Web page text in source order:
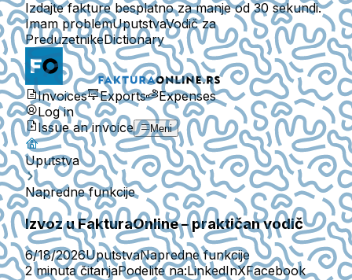
Izdajte fakture besplatno za manje od 30 sekundi.
Imam problemUputstvaVodič za
PreduzetnikeDictionary
Invoices Exports
Expenses
Log in
Issue an invoice
Meni
Uputstva
Napredne funkcije
Izvoz u FakturaOnline – praktičan vodič
6/18/2026UputstvaNapredne funkcije
2 minuta čitanjaPodelite na:LinkedInXFacebook